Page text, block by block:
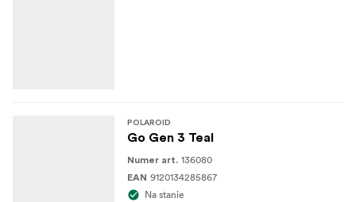
POLAROID
Go Gen 3 Teal
Numer art. 136080
EAN 9120134285867
Na stanie